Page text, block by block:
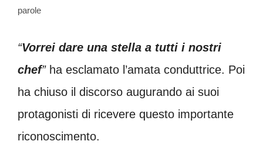
parole
“Vorrei dare una stella a tutti i nostri
chef” ha esclamato l’amata conduttrice. Poi
ha chiuso il discorso augurando ai suoi
protagonisti di ricevere questo importante
riconoscimento.